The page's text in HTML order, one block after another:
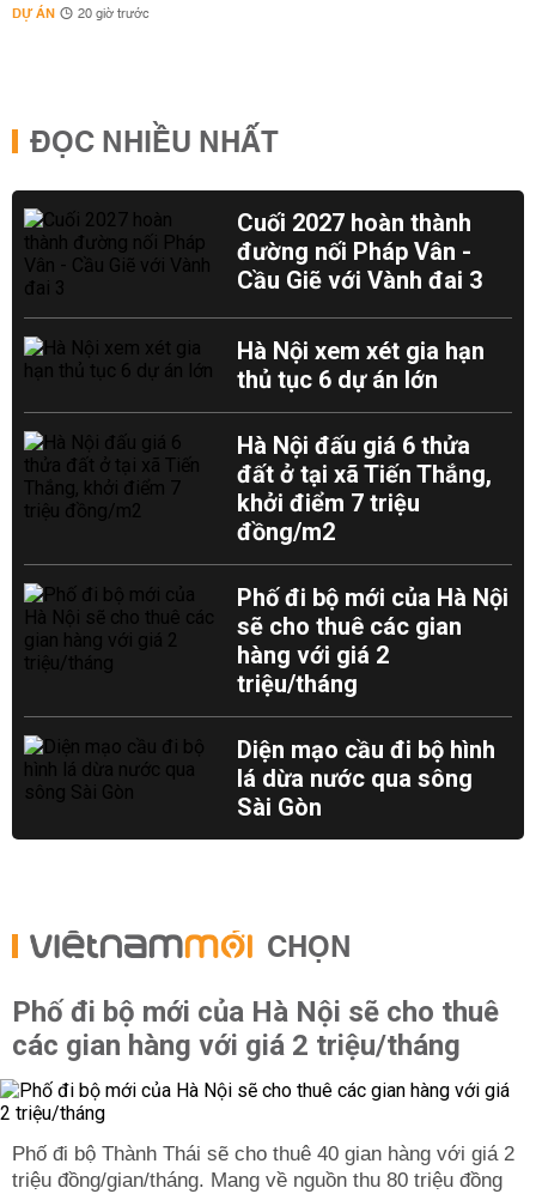
DỰ ÁN 20 giờ trước
ĐỌC NHIỀU NHẤT
Cuối 2027 hoàn thành
đường nối Pháp Vân -
Cầu Giẽ với Vành đai 3
Hà Nội xem xét gia hạn
thủ tục 6 dự án lớn
Hà Nội đấu giá 6 thửa
đất ở tại xã Tiến Thắng,
khởi điểm 7 triệu
đồng/m2
Phố đi bộ mới của Hà Nội
sẽ cho thuê các gian
hàng với giá 2
triệu/tháng
Diện mạo cầu đi bộ hình
lá dừa nước qua sông
Sài Gòn
CHỌN
Phố đi bộ mới của Hà Nội sẽ cho thuê
các gian hàng với giá 2 triệu/tháng
Phố đi bộ Thành Thái sẽ cho thuê 40 gian hàng với giá 2
triệu đồng/gian/tháng. Mang về nguồn thu 80 triệu đồng